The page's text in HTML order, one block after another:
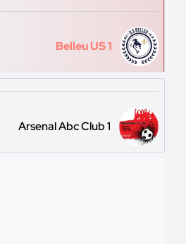
Belleu US 1
Arsenal Abc Club 1